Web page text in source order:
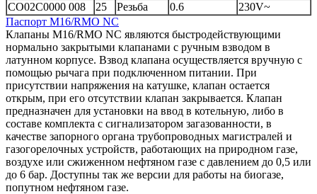
СO02С0000 008
25 Резьба 0.6
230V~
Паспорт M16/RMO NС
Клапаны M16/RMO NC являются быстродействующими
нормально закрытыми клапанами с ручным взводом в
латунном корпусе. Взвод клапана осуществляется вручную с
помощью рычага при подключенном питании. При
присутствии напряжения на катушке, клапан остается
открым, при его отсутствии клапан закрывается. Клапан
предназначен для установки на ввод в котельную, либо в
составе комплекта с сигнализатором загазованности, в
качестве запорного органа трубопроводных магистралей и
газогорелочных устройств, работающих на природном газе,
воздухе или сжиженном нефтяном газе с давлением до 0,5 или
до 6 бар. Доступны так же версии для работы на биогазе,
попутном нефтяном газе.